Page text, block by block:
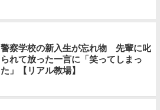
警察学校の新入生が忘れ物 先輩に叱
られて放った一言に「笑ってしまっ
た」【リアル教場】